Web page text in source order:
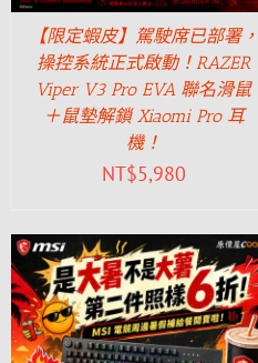
【限定蝦皮】駕駛席已部署，
操控系統正式啟動！RAZER
Viper V3 Pro EVA 聯名滑鼠
＋鼠墊解鎖 Xiaomi Pro 耳
機！
NT$5,980